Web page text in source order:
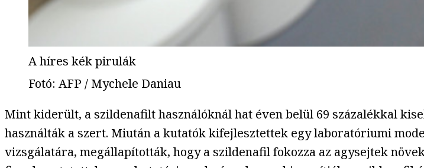
A híres kék pirulák
Fotó: AFP / Mychele Daniau
Mint kiderült, a szildenafilt használóknál hat éven belül 69 százalékkal
használták a szert. Miután a kutatók kifejlesztettek egy laboratóriumi
vizsgálatára, megállapították, hogy a szildenafil fokozza az agysejtek